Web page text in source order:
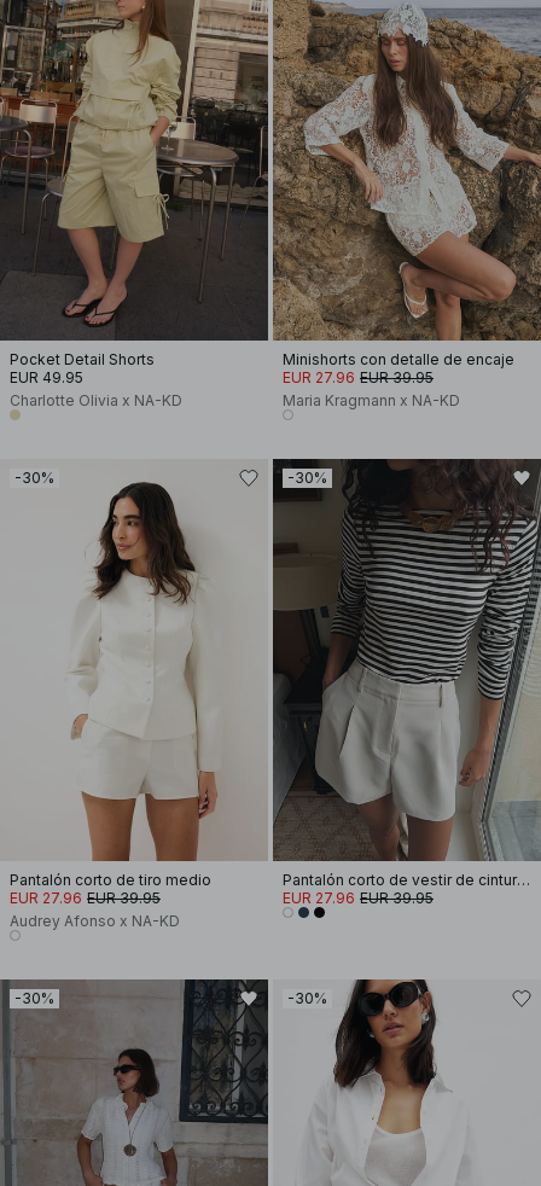
Pocket Detail Shorts
EUR 49.95
Charlotte Olivia x NA-KD
Minishorts con detalle de encaje
EUR 27.96 EUR 39.95
Maria Kragmann x NA-KD
-30%
Pantalón corto de tiro medio
EUR 27.96 EUR 39.95
Audrey Afonso x NA-KD
-30%
Pantalón corto de vestir de cintura alta
EUR 27.96 EUR 39.95
-30% -30%